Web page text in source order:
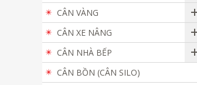
CÂN VÀNG
CÂN XE NÂNG
CÂN NHÀ BẾP
CÂN BỒN (CÂN SILO)